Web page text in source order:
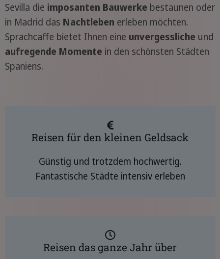
Sevilla die imposanten Bauwerke bestaunen oder
in Madrid das Nachtleben erleben möchten.
Sprachcaffe bietet Ihnen eine unvergessliche und
aufregende Momente in den schönsten Städten
Spaniens.
Reisen für den kleinen Geldsack
Günstig und trotzdem hochwertig.
Fantastische Städte intensiv erleben
Reisen das ganze Jahr über